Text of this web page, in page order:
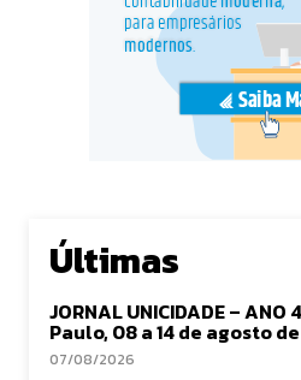
Últimas
JORNAL UNICIDADE – ANO
Paulo, 08 a 14 de agosto
07/08/2026